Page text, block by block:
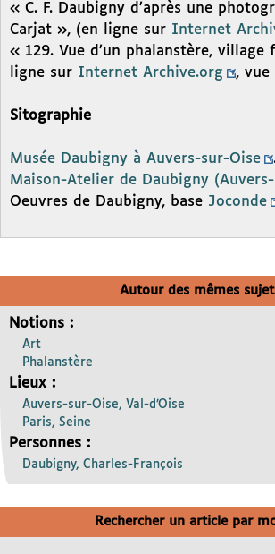
« C. F. Daubigny d’après une
Carjat », (en ligne sur Internet
« 129. Vue d’un phalanstère, village
ligne sur Internet Archive.org , vue
Sitographie
Musée Daubigny à Auvers-sur-Oise
Maison-Atelier de Daubigny
Oeuvres de Daubigny, base Joconde
Autour des mêmes
Notions :
Art
Phalanstère
Lieux :
Auvers-sur-Oise, Val-d’Oise
Paris, Seine
Personnes :
Daubigny, Charles-François
Rechercher un article par